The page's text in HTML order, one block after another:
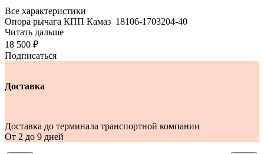
Все характеристики
Опора рычага КПП Камаз 18106-1703204-40
Читать дальше
18 500 ₽
Подписаться
Доставка
Доставка до терминала транспортной компании
От 2 до 9 дней